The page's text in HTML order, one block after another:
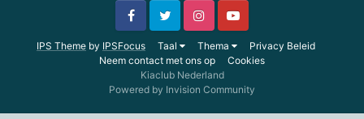
IPS Theme by IPSFocus Taal Thema
Privacy Beleid
Neem contact met ons op
Cookies
Kiaclub Nederland
Powered by Invision Community